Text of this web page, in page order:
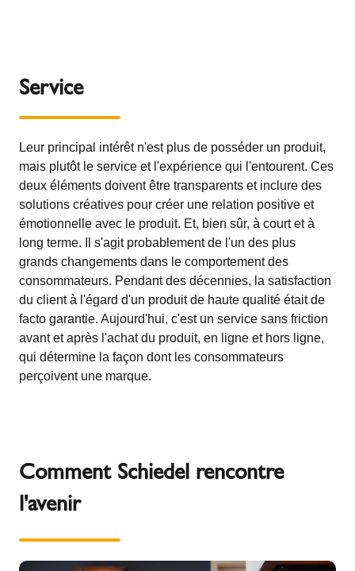
Service
Leur principal intérêt n'est plus de posséder un produit,
mais plutôt le service et l'expérience qui l'entourent. Ces
deux éléments doivent être transparents et inclure des
solutions créatives pour créer une relation positive et
émotionnelle avec le produit. Et, bien sûr, à court et à
long terme. Il s'agit probablement de l'un des plus
grands changements dans le comportement des
consommateurs. Pendant des décennies, la satisfaction
du client à l'égard d'un produit de haute qualité était de
facto garantie. Aujourd'hui, c'est un service sans friction
avant et après l'achat du produit, en ligne et hors ligne,
qui détermine la façon dont les consommateurs
perçoivent une marque.
Comment Schiedel rencontre
l'avenir